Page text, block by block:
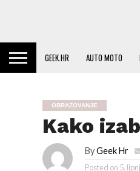
GEEK.HR AUTO MOTO
OBRAZOVANJE
Kako
By Geek Hr
Posted on 5.